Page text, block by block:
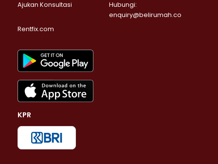
Ajukan Konsultasi
Hubungi:
enquiry@belirumah.co
Rentfix.com
KPR